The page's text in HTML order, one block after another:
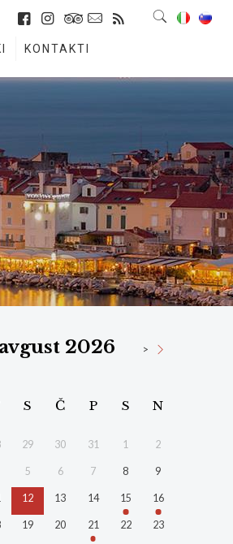
KONTAKTI
avgust 2026 >
S Č P S N
29 30 31 1 2
5 6 7 8 9
12 13 14 15 16
19 20 21 22 23